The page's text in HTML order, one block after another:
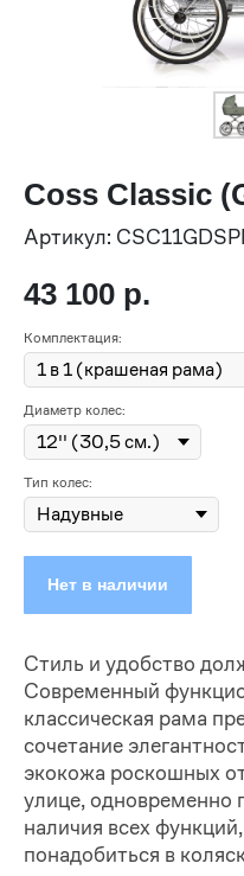
Coss Classic
Артикул:
43 100 р.
Комплектация:
Диаметр колес:
Тип колес:
Нет в наличии
Стиль и удобство
Современный
классическая рама
сочетание
экокожа роскошных
улице, одновременно
наличия всех
понадобиться в